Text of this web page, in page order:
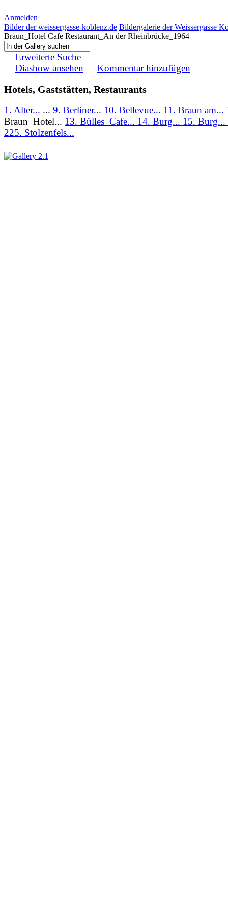
Anmelden
Bilder der weissergasse-koblenz.de Bildergalerie der Weissergasse
Braun_Hotel Cafe Restaurant_An der Rheinbrücke_1964
Erweiterte Suche
Diashow ansehen
Kommentar hinzufügen
Hotels, Gaststätten, Restaurants
1. Alter... ... 9. Berliner... 10. Bellevue... 11. Braun am...
Braun_Hotel... 13. Bülles_Cafe... 14. Burg... 15. Burg...
225. Stolzenfels...